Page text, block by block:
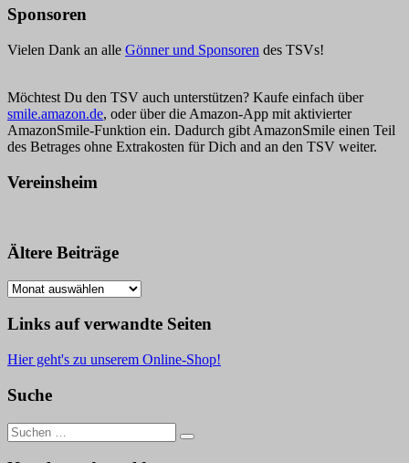
Sponsoren
Vielen Dank an alle Gönner und Sponsoren des TSVs!
Möchtest Du den TSV auch unterstützen? Kaufe einfach über
smile.amazon.de, oder über die Amazon-App mit aktivierter
AmazonSmile-Funktion ein. Dadurch gibt AmazonSmile einen Teil
des Betrages ohne Extrakosten für Dich and an den TSV weiter.
Vereinsheim
Ältere Beiträge
Ältere
Links auf verwandte Seiten
Hier geht's zu unserem Online-Shop!
Suche
Suche
nach: